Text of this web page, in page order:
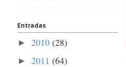
Entradas
► 2010 (28)
► 2011 (64)